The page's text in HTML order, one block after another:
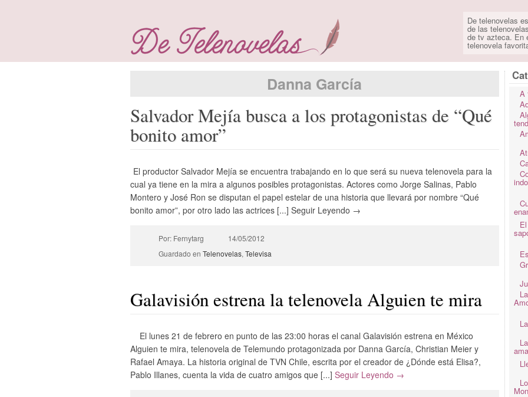
De telenovelas
de las
de tv azteca. En
telenovela
Danna García
Salvador Mejía busca a los protagonistas de “Qué
bonito amor”
El productor Salvador Mejía se encuentra trabajando en lo que será su nueva telenovela para la
cual ya tiene en la mira a algunos posibles protagonistas. Actores como Jorge Salinas, Pablo
Montero y José Ron se disputan el papel estelar de una historia que llevará por nombre “Qué
bonito amor”, por otro lado las actrices [...] Seguir Leyendo →
Por: Fernytarg
14/05/2012
Guardado en Telenovelas, Televisa
Galavisión estrena la telenovela Alguien te mira
El lunes 21 de febrero en punto de las 23:00 horas el canal Galavisión estrena en México
Alguien te mira, telenovela de Telemundo protagonizada por Danna García, Christian Meier y
Rafael Amaya. La historia original de TVN Chile, escrita por el creador de ¿Dónde está Elisa?,
Pablo Illanes, cuenta la vida de cuatro amigos que [...]Seguir Leyendo →
A